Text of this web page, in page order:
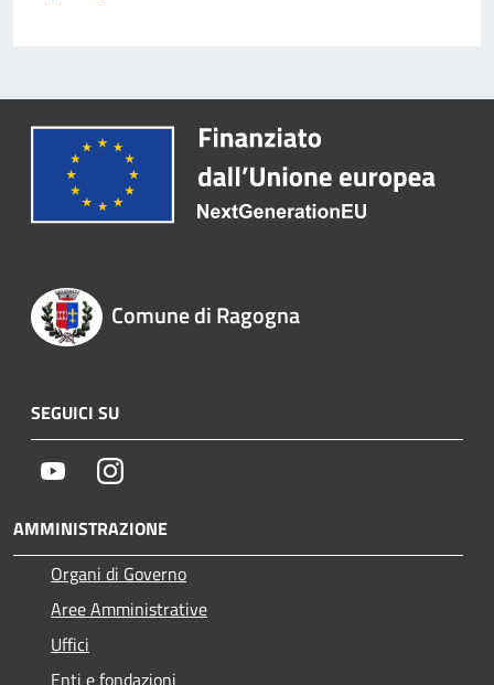
Comune di Ragogna
SEGUICI SU
YoutubeInstagram
AMMINISTRAZIONE
Organi di Governo
Aree Amministrative
Uffici
Enti e fondazioni